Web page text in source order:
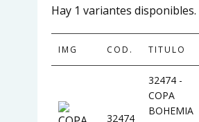
Hay 1 variantes disponibles.
IMG COD. TITULO
32474
32474 -
COPA
BOHEMIA